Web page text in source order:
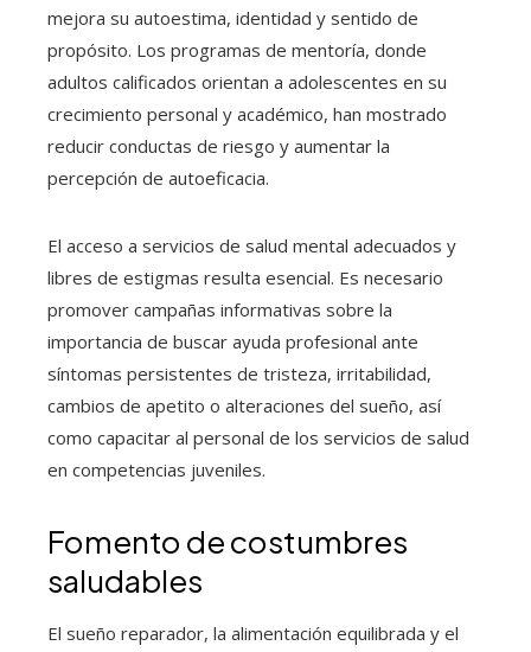
mejora su autoestima, identidad y sentido de
propósito. Los programas de mentoría, donde
adultos calificados orientan a adolescentes en su
crecimiento personal y académico, han mostrado
reducir conductas de riesgo y aumentar la
percepción de autoeficacia.
El acceso a servicios de salud mental adecuados y
libres de estigmas resulta esencial. Es necesario
promover campañas informativas sobre la
importancia de buscar ayuda profesional ante
síntomas persistentes de tristeza, irritabilidad,
cambios de apetito o alteraciones del sueño, así
como capacitar al personal de los servicios de salud
en competencias juveniles.
Fomento de costumbres
saludables
El sueño reparador, la alimentación equilibrada y el